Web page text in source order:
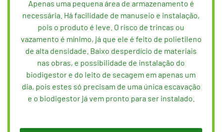
Apenas uma pequena área de armazenamento é
necessária. Há facilidade de manuseio e instalação,
pois o produto é leve. O risco de trincas ou
vazamento é mínimo, já que ele é feito de polietileno
de alta densidade. Baixo desperdício de materiais
nas obras, e possibilidade de instalação do
biodigestor e do leito de secagem em apenas um
dia, pois estes só precisam de uma única escavação
e o biodigestor já vem pronto para ser instalado.